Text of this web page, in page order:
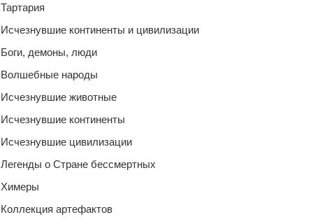
Тартария
Исчезнувшие континенты и цивилизации
Боги, демоны, люди
Волшебные народы
Исчезнувшие животные
Исчезнувшие континенты
Исчезнувшие цивилизации
Легенды о Стране бессмертных
Химеры
Коллекция артефактов